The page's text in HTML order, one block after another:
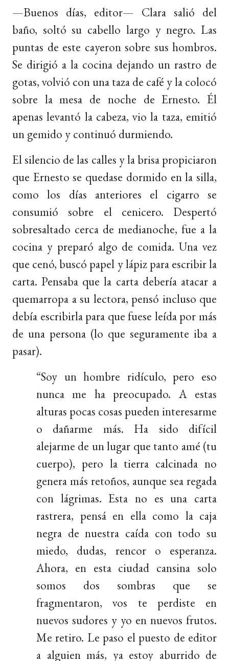
—Buenos días, editor— Clara salió del
baño, soltó su cabello largo y negro. Las
puntas de este cayeron sobre sus hombros.
Se dirigió a la cocina dejando un rastro de
gotas, volvió con una taza de café y la colocó
sobre la mesa de noche de Ernesto. Él
apenas levantó la cabeza, vio la taza, emitió
un gemido y continuó durmiendo.
El silencio de las calles y la brisa propiciaron
que Ernesto se quedase dormido en la silla,
como los días anteriores el cigarro se
consumió sobre el cenicero. Despertó
sobresaltado cerca de medianoche, fue a la
cocina y preparó algo de comida. Una vez
que cenó, buscó papel y lápiz para escribir la
carta. Pensaba que la carta debería atacar a
quemarropa a su lectora, pensó incluso que
debía escribirla para que fuese leída por más
de una persona (lo que seguramente iba a
pasar).
“Soy un hombre ridículo, pero eso
nunca me ha preocupado. A estas
alturas pocas cosas pueden interesarme
o dañarme más. Ha sido difícil
alejarme de un lugar que tanto amé (tu
cuerpo), pero la tierra calcinada no
genera más retoños, aunque sea regada
con lágrimas. Esta no es una carta
rastrera, pensá en ella como la caja
negra de nuestra caída con todo su
miedo, dudas, rencor o esperanza.
Ahora, en esta ciudad cansina solo
somos dos sombras que se
fragmentaron, vos te perdiste en
nuevos sudores y yo en nuevos frutos.
Me retiro. Le paso el puesto de editor
a alguien más, ya estoy aburrido de